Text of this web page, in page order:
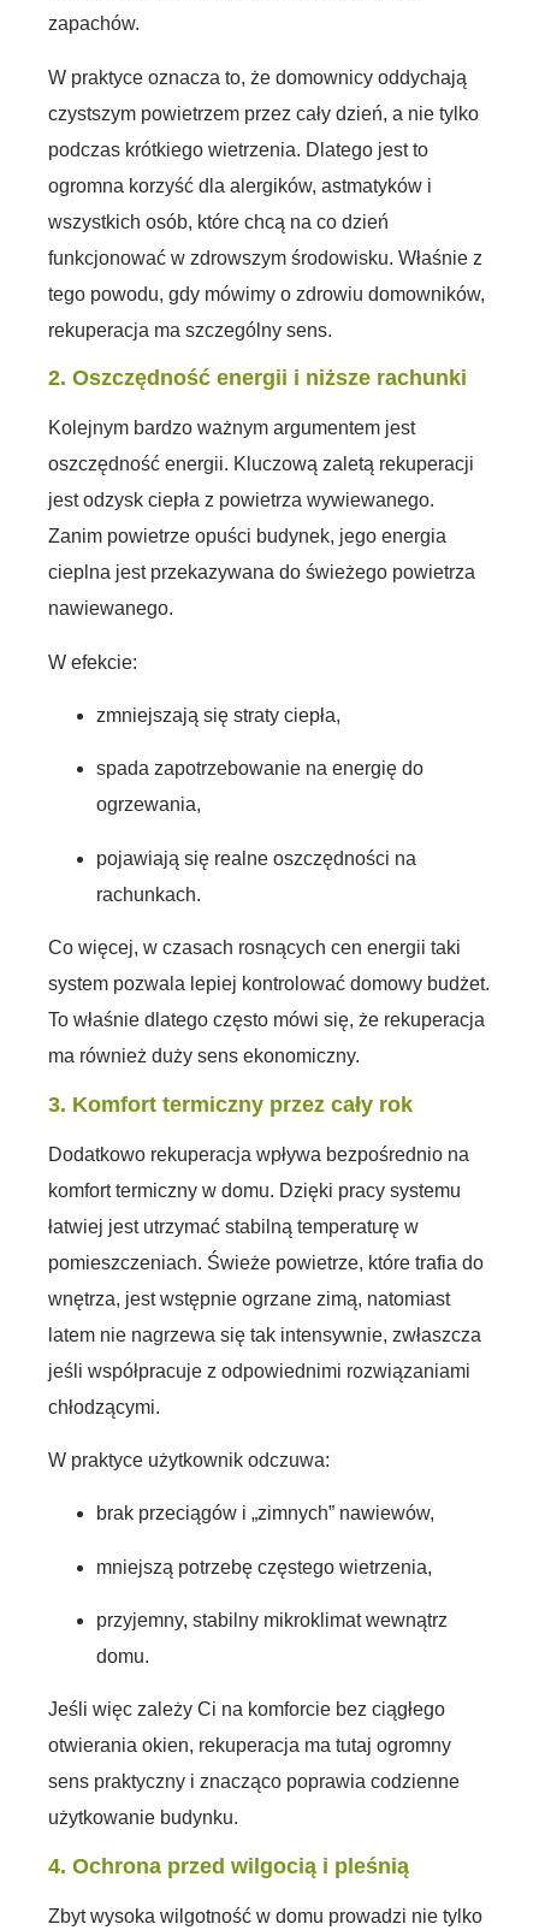
zapachów.
W praktyce oznacza to, że domownicy oddychają
czystszym powietrzem przez cały dzień, a nie tylko
podczas krótkiego wietrzenia. Dlatego jest to
ogromna korzyść dla alergików, astmatyków i
wszystkich osób, które chcą na co dzień
funkcjonować w zdrowszym środowisku. Właśnie z
tego powodu, gdy mówimy o zdrowiu domowników,
rekuperacja ma szczególny sens.
2. Oszczędność energii i niższe rachunki
Kolejnym bardzo ważnym argumentem jest
oszczędność energii. Kluczową zaletą rekuperacji
jest odzysk ciepła z powietrza wywiewanego.
Zanim powietrze opuści budynek, jego energia
cieplna jest przekazywana do świeżego powietrza
nawiewanego.
W efekcie:
zmniejszają się straty ciepła,
spada zapotrzebowanie na energię do
ogrzewania,
pojawiają się realne oszczędności na
rachunkach.
Co więcej, w czasach rosnących cen energii taki
system pozwala lepiej kontrolować domowy budżet.
To właśnie dlatego często mówi się, że rekuperacja
ma również duży sens ekonomiczny.
3. Komfort termiczny przez cały rok
Dodatkowo rekuperacja wpływa bezpośrednio na
komfort termiczny w domu. Dzięki pracy systemu
łatwiej jest utrzymać stabilną temperaturę w
pomieszczeniach. Świeże powietrze, które trafia do
wnętrza, jest wstępnie ogrzane zimą, natomiast
latem nie nagrzewa się tak intensywnie, zwłaszcza
jeśli współpracuje z odpowiednimi rozwiązaniami
chłodzącymi.
W praktyce użytkownik odczuwa:
brak przeciągów i „zimnych” nawiewów,
mniejszą potrzebę częstego wietrzenia,
przyjemny, stabilny mikroklimat wewnątrz
domu.
Jeśli więc zależy Ci na komforcie bez ciągłego
otwierania okien, rekuperacja ma tutaj ogromny
sens praktyczny i znacząco poprawia codzienne
użytkowanie budynku.
4. Ochrona przed wilgocią i pleśnią
Zbyt wysoka wilgotność w domu prowadzi nie tylko